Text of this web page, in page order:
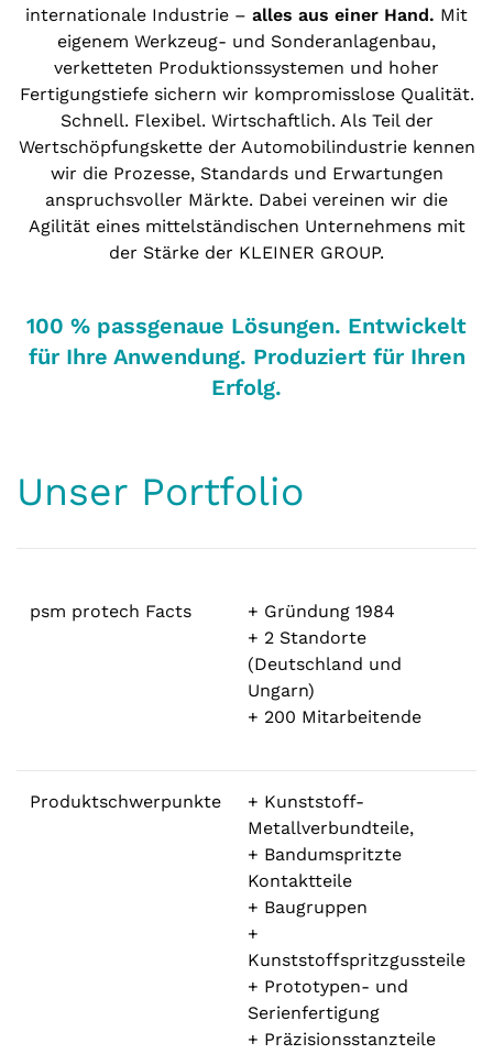
internationale Industrie – alles aus einer Hand. Mit
eigenem Werkzeug- und Sonderanlagenbau,
verketteten Produktionssystemen und hoher
Fertigungstiefe sichern wir kompromisslose Qualität.
Schnell. Flexibel. Wirtschaftlich. Als Teil der
Wertschöpfungskette der Automobilindustrie kennen
wir die Prozesse, Standards und Erwartungen
anspruchsvoller Märkte. Dabei vereinen wir die
Agilität eines mittelständischen Unternehmens mit
der Stärke der KLEINER GROUP.
100 % passgenaue Lösungen. Entwickelt
für Ihre Anwendung. Produziert für Ihren
Erfolg.
Unser Portfolio
psm protech Facts
+ Gründung 1984
+ 2 Standorte
(Deutschland und
Ungarn)
+ 200 Mitarbeitende
Produktschwerpunkte
+ Kunststoff-
Metallverbundteile,
+ Bandumspritzte
Kontaktteile
+ Baugruppen
+
Kunststoffspritzgussteile
+ Prototypen- und
Serienfertigung
+ Präzisionsstanzteile